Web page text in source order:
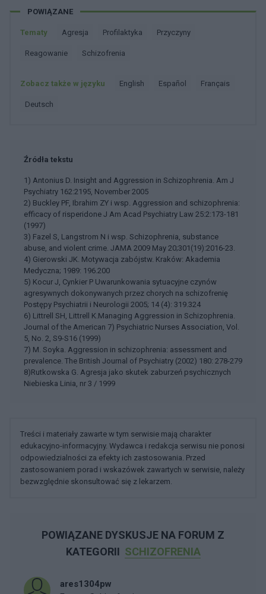
POWIĄZANE
Tematy Agresja Profilaktyka Przyczyny
Reagowanie Schizofrenia
Zobacz także w języku english español français
deutsch
Źródła tekstu
1) Antonius D. Insight and Aggression in Schizophrenia. Am J
Psychiatry 162:2195, November 2005
2) Buckley PF, Ibrahim ZY i wsp. Aggression and schizophrenia:
efficacy of risperidone J Am Acad Psychiatry Law 25:2:173-181
(1997)
3) Fazel S, Langstrom N i wsp. Schizophrenia, substance
abuse, and violent crime. JAMA 2009 May 20;301(19):2016-23.
4) Gierowski JK. Motywacja zabójstw. Kraków: Akademia
Medyczna; 1989: 196.200
5) Kocur J, Cynkier P Uwarunkowania sytuacyjne czynów
agresywnych dokonywanych przez chorych na schizofrenię
Postępy Psychiatrii i Neurologii 2005; 14 (4): 319.324
6) Littrell SH, Littrell K.Managing Aggression in Schizophrenia.
Journal of the American 7) Psychiatric Nurses Association, Vol.
5, No. 2, S9-S16 (1999)
7) M. Soyka. Aggression in schizophrenia: assessment and
prevalence. The British Journal of Psychiatry (2002) 180: 278-279
8)Rutkowska G. Agresja jako skutek zaburzeń psychicznych
Niebieska Linia, nr 3 / 1999
Treści i materiały zawarte w tym serwisie mają charakter
edukacyjno-informacyjny. Wydawca i redakcja serwisu nie ponosi
odpowiedzialności za efekty ich zastosowania. Przed
zastosowaniem porad i wskazówek zawartych w serwisie, należy
bezwzględnie skonsultować się z lekarzem.
POWIĄZANE DYSKUSJE NA FORUM Z
KATEGORII SCHIZOFRENIA
ares1304pw